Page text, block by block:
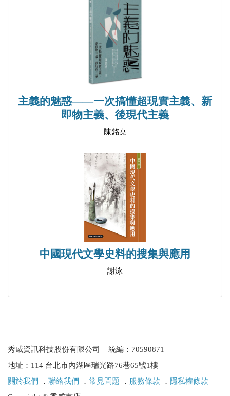
主義的魅惑——一次搞懂超現實主義、新
即物主義、後現代主義
陳銘堯
中國現代文學史料的搜集與應用
謝泳
秀威資訊科技股份有限公司 統編：70590871
地址：114 台北市內湖區瑞光路76巷65號1樓
關於我們
． 聯絡我們 ． 常見問題 ． 服務條款 ． 隱私權條款